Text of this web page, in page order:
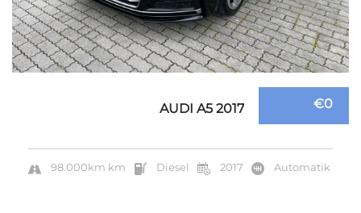
€0
AUDI A5 2017
98.000km km Diesel 2017 Automatik